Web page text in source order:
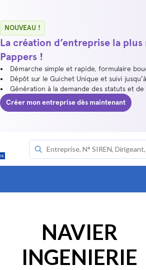
NOUVEAU !
La création d’entreprise la
Pappers !
Démarche simple et rapide, formulaire
Dépôt sur le Guichet Unique et suivi
Génération à la demande des statuts et
Créer mon entreprise dès maintenant
NAVIER
INGENIERIE